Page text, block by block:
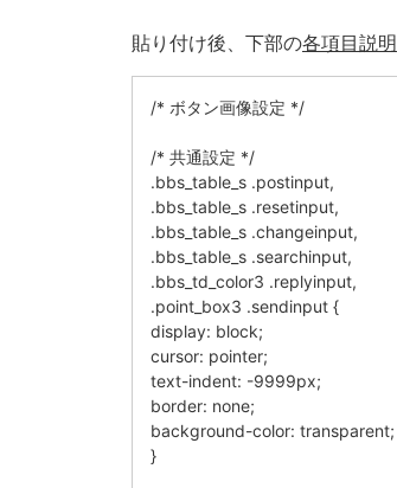
貼り付け後、下部の各項目説明
/* ボタン画像設定 */
/* 共通設定 */
.bbs_table_s .postinput,
.bbs_table_s .resetinput,
.bbs_table_s .changeinput,
.bbs_table_s .searchinput,
.bbs_td_color3 .replyinput,
.point_box3 .sendinput {
display: block;
cursor: pointer;
text-indent: -9999px;
border: none;
background-color: transparent;
}